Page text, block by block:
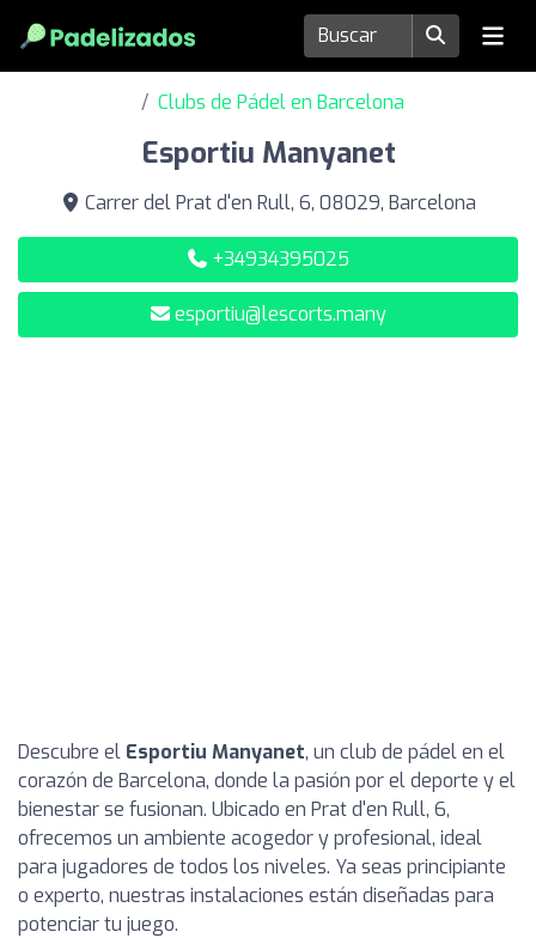
Clubs de Pádel en Barcelona
Esportiu Manyanet
Carrer del Prat d'en Rull, 6, 08029, Barcelona
+34934395025
esportiu@lescorts.many
Descubre el Esportiu Manyanet, un club de pádel en el
corazón de Barcelona, donde la pasión por el deporte y el
bienestar se fusionan. Ubicado en Prat d'en Rull, 6,
ofrecemos un ambiente acogedor y profesional, ideal
para jugadores de todos los niveles. Ya seas principiante
o experto, nuestras instalaciones están diseñadas para
potenciar tu juego.